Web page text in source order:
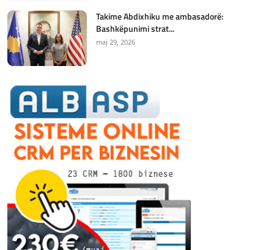
Takime Abdixhiku me ambasadorë:
Bashkëpunimi strat...
maj 29, 2026